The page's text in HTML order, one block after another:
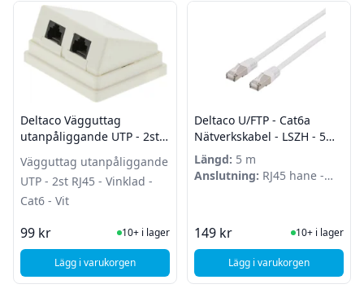
Deltaco Vägguttag
utanpåliggande UTP - 2st
RJ45 - Vinklad - Cat6 - Vit
Vägguttag utanpåliggande
UTP - 2st RJ45 - Vinklad -
Cat6 - Vit
99 kr I Lager
10+ i lager
Lägg i varukorgen, Deltaco Vägguttag utanpåliggande UTP - 2st RJ45 - Vinklad
Deltaco U/FTP - Cat6a
Nätverkskabel - LSZH - 5m -
Vit
Längd: 5 m
Anslutning: RJ45 hane -
149 kr I Lager
10+ i lager
Lägg i varukorgen
, Deltaco U/FTP -